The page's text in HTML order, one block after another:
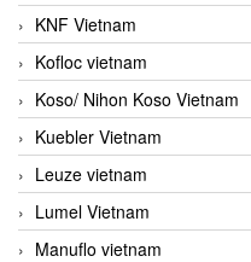
KNF Vietnam
Kofloc vietnam
Koso/ Nihon Koso Vietnam
Kuebler Vietnam
Leuze vietnam
Lumel Vietnam
Manuflo vietnam